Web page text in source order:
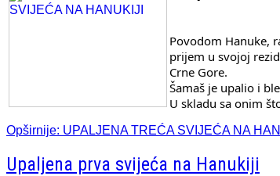
Povodom Hanuke,
prijem u svojoj
Crne Gore.
Šamaš je upalio i
U skladu sa onim
Opširnije: UPALJENA TREĆA SVIJEĆA NA
Upaljena prva svijeća na Hanukiji